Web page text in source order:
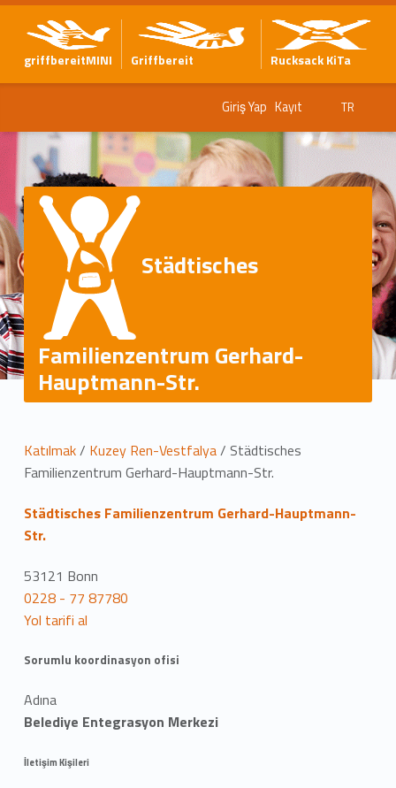
griffbereitMINI Griffbereit Rucksack KiTa
Giriş Yap Kayıt TR
Städtisches
Familienzentrum Gerhard-
Hauptmann-Str.
K
o
n
u
m
Katılmak/ Kuzey Ren-Vestfalya/ Städtisches
Familienzentrum Gerhard-Hauptmann-Str.
Städtisches Familienzentrum Gerhard-Hauptmann-
Str.
53121 Bonn
0228 - 77 87780
Yol tarifi al
Sorumlu koordinasyon ofisi
Adına
Belediye Entegrasyon Merkezi
İletişim Kişileri